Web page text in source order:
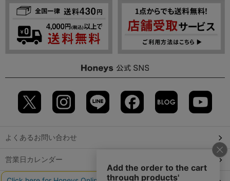
よくあるお問い合わせ
営業日カレンダー